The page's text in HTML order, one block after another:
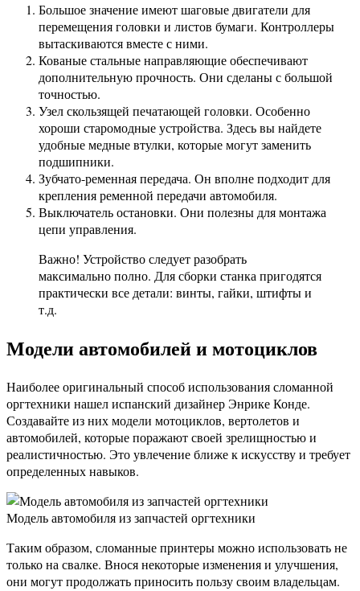
Большое значение имеют шаговые двигатели для
перемещения головки и листов бумаги. Контроллеры
вытаскиваются вместе с ними.
Кованые стальные направляющие обеспечивают
дополнительную прочность. Они сделаны с большой
точностью.
Узел скользящей печатающей головки. Особенно
хороши старомодные устройства. Здесь вы найдете
удобные медные втулки, которые могут заменить
подшипники.
Зубчато-ременная передача. Он вполне подходит для
крепления ременной передачи автомобиля.
Выключатель остановки. Они полезны для монтажа
цепи управления.
Важно! Устройство следует разобрать
максимально полно. Для сборки станка пригодятся
практически все детали: винты, гайки, штифты и
т.д.
Модели автомобилей и мотоциклов
Наиболее оригинальный способ использования сломанной
оргтехники нашел испанский дизайнер Энрике Конде.
Создавайте из них модели мотоциклов, вертолетов и
автомобилей, которые поражают своей зрелищностью и
реалистичностью. Это увлечение ближе к искусству и требует
определенных навыков.
Модель автомобиля из запчастей оргтехники
Таким образом, сломанные принтеры можно использовать не
только на свалке. Внося некоторые изменения и улучшения,
они могут продолжать приносить пользу своим владельцам.